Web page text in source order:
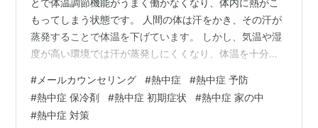
とで体温調節機能がうまく働かなくなり、体内に熱がこ
もってしまう状態です。 人間の体は汗をかき、その汗が
蒸発することで体温を下げています。 しかし、気温や湿
度が高い環境では汗が蒸発しにくくなり、体温を十分に
起こり、軽症から重症までさまざまな症状が現れます。
重症化すると意識障害や臓器障害を起こし、命に関わる
こともあります。 近年は猛暑日が増えており、屋外だけ
# メールカウンセリング #熱中症 #熱中症 予防
#熱中症 保冷剤 #熱中症 初期症状 #熱中症 家の中
#熱中症 対策